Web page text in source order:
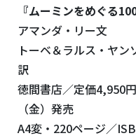
『ムーミンをめぐる
アマンダ・リー文
トーベ＆ラルス・ヤ
訳
徳間書店／定価4,950
（金）発売
A4変・220ページ／